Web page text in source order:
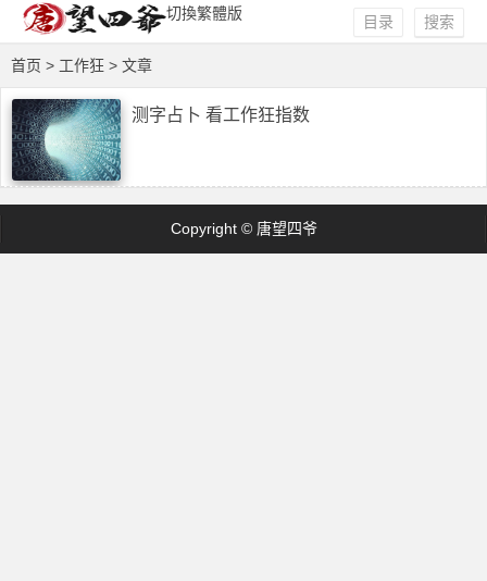
切換繁體版 搜索
目录
首页 > 工作狂 > 文章
测字占卜 看工作狂指数
Copyright © 唐望四爷